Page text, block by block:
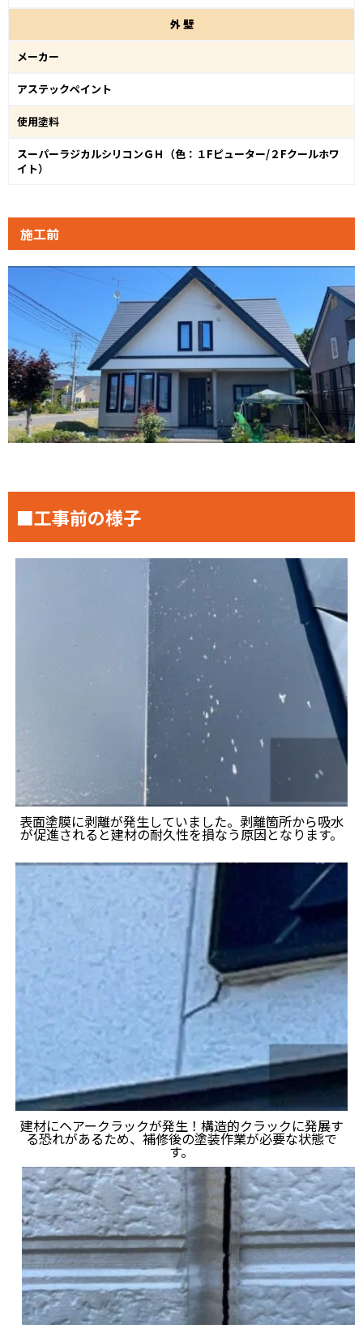
外壁
メーカー
アステックペイント
使用塗料
スーパーラジカルシリコンＧＨ（色：１Fピューター/２Fクールホワ
イト）
施工前
■工事前の様子
表面塗膜に剥離が発生していました。剥離箇所から吸水
が促進されると建材の耐久性を損なう原因となります。
建材にヘアークラックが発生！構造的クラックに発展す
る恐れがあるため、補修後の塗装作業が必要な状態で
す。